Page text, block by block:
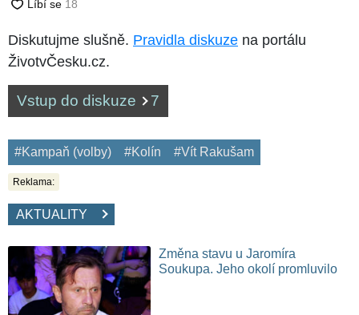
Diskutujme slušně. Pravidla diskuze na portálu
ŽivotvČesku.cz.
Vstup do diskuze 7
#Kampaň (volby) #Kolín #Vít Rakušam
Reklama:
AKTUALITY
Změna stavu u Jaromíra
Soukupa. Jeho okolí promluvilo